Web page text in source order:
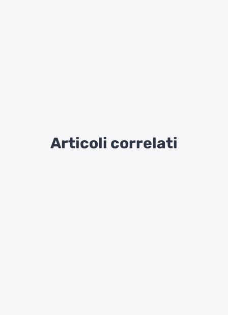
Articoli correlati